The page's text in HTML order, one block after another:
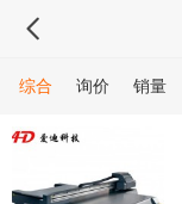
综合 询价 销量